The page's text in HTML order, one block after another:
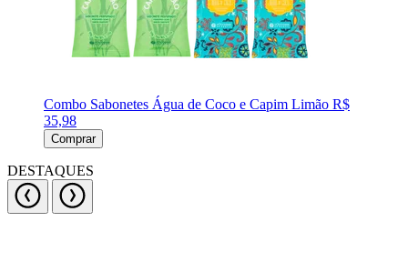
Combo Sabonetes Água de Coco e Capim Limão R$
35,98
Comprar
DESTAQUES